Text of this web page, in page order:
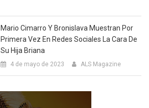
Mario Cimarro Y Bronislava Muestran Por
Primera Vez En Redes Sociales La Cara De
Su Hija Briana
4 de mayo de 2023 ALS Magazine